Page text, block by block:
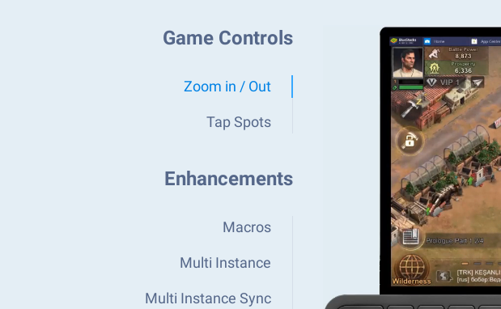
Game Controls
Zoom in / Out
Tap Spots
Enhancements
Macros
Multi Instance
Multi Instance Sync